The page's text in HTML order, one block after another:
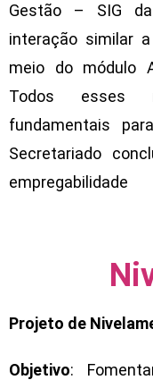
Gestão – SIG da
interação similar
meio do módulo
Todos esses
fundamentais
Secretariado
empregabilidade
Projeto de
Objetivo: